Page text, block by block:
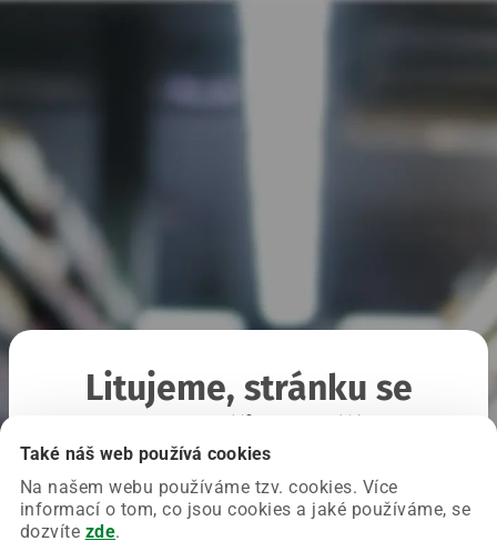
Také náš web používá cookies
Na našem webu používáme tzv. cookies. Více
informací o tom, co jsou cookies a jaké používáme, se
dozvíte zde.
Litujeme, stránku se
Chyba nastala na naší straně a už ji opravujeme.
Zkuste prosím znovu načíst požadovanou stránku.